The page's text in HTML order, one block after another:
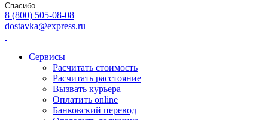
Спасибо.
8 (800) 505-08-08
dostavka@express.ru
Сервисы
Расчитать стоимость
Расчитать расстояние
Вызвать курьера
Оплатить online
Банковский перевод